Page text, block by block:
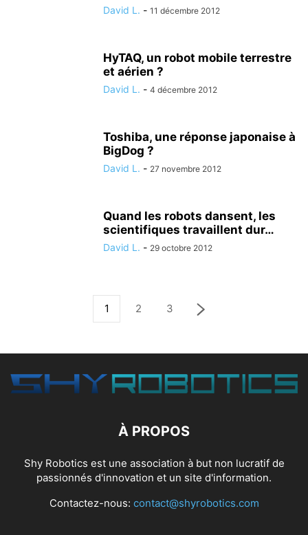
David L. - 11 décembre 2012
HyTAQ, un robot mobile terrestre
et aérien ?
David L. - 4 décembre 2012
Toshiba, une réponse japonaise à
BigDog ?
David L. - 27 novembre 2012
Quand les robots dansent, les
scientifiques travaillent dur…
David L. - 29 octobre 2012
1 2 3
À PROPOS
Shy Robotics est une association à but non lucratif de
passionnés d'innovation et un site d'information.
Contactez-nous: contact@shyrobotics.com